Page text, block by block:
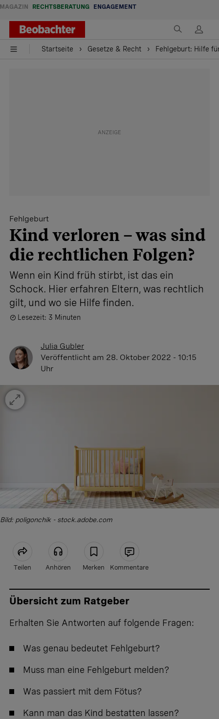
MAGAZIN RECHTSBERATUNG ENGAGEMENT
Startseite Gesetze & Recht Fehlgeburt: Hilfe
Fehlgeburt
Kind verloren – was sind
die rechtlichen Folgen?
Wenn ein Kind früh stirbt, ist das ein
Schock. Hier erfahren Eltern, was rechtlich
gilt, und wo sie Hilfe finden.
Lesezeit: 3 Minuten
Julia Gubler
Veröffentlicht am 28. Oktober 2022 - 10:15
Uhr
Bild: poligonchik - stock.adobe.com
Teilen Anhören Merken Kommentare
Übersicht zum Ratgeber
Erhalten Sie Antworten auf folgende Fragen:
Was genau bedeutet Fehlgeburt?
Muss man eine Fehlgeburt melden?
Was passiert mit dem Fötus?
Kann man das Kind bestatten lassen?